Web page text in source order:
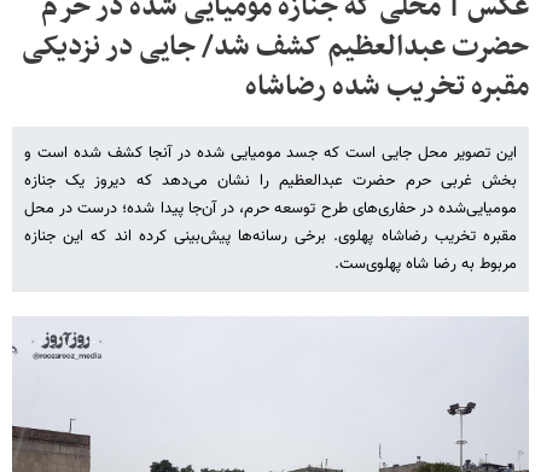
حضرت عبدالعظیم کشف شد/ جایی در نزدیکی
مقبره تخریب شده رضاشاه
این تصویر محل جایی است که جسد مومیایی شده در آنجا کشف شده است و
بخش غربی حرم حضرت عبدالعظیم را نشان می‌دهد که دیروز یک جنازه
مومیایی‌شده در حفاری‌های طرح توسعه حرم، در آن‌جا پیدا شده؛ درست در محل
مقبره تخریب رضاشاه پهلوی. برخی رسانه‌ها پیش‌بینی کرده اند که این جنازه
مربوط به رضا شاه پهلوی‌ست.